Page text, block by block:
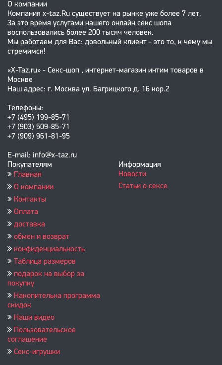
О компании
Компания x-taz.Ru существует на рынке уже более 7 лет.
За это время услугами нашего онлайн секс шопа
воспользовались более 200 тысяч человек.
Мы работаем для Вас: довольный клиент - это то, к чему мы
стремимся!
«X-Taz.ru» - Секс-шоп , интернет-магазин интим товаров в
Москве
Наш адрес: г. Москва ул. Багрицкого д. 16 кор.2
Телефоны:
+7 (495) 199-85-71
+7 (903) 509-85-71
+7 (909) 961-81-95
E-mail: info@x-taz.ru
Покупателям
Главная
О компании
Контакты
Оплата
доставка
обмен и возврат
конфиденциальность
Таблица размеров
подарок на выбор за
покупку
Накопительна программа
скидок
Наши видео
Пользовательское
соглашение
Секс-игрушки
Информация
Новости
Статьи о сексе